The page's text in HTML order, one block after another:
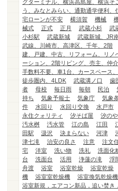
グターミナル、横浜高島屋、横浜そ
う、みなとみらい、通勤通学便利、
宅ローンが不安
横須賀 機械
械式
正式 正月 武蔵小杉
武
小杉駅
武蔵新城
武蔵新城、JR
武線、川崎市、高津区、千年、2階
建、戸建、中古、リフォーム、リノ
ーション、2階リビング、売主、仲介
手数料不要、車1台、カースペース、
徒歩圏内、4LDK
武蔵溝ノ口
歯
者
母校 毎日雨 毎朝 民泊
持ち
気象予報士 気象庁
気象
件
水回り 水回り交換
水戸市
永住クォリティ
汐そば屋
汐のや
汚水桝
汚水管 江の島 江田
田駅
汲沢 決まらない 河津
津七滝
治安の良さ 注意
注文
宅
洋室 洗い物 洗礼
洗面化
台
洗面台 活用 浄蓮の滝
浮
舟渡
浴室 浴室乾燥
浴室乾燥
機
浴室室乾燥機
浴室換気乾燥機
浴室新規，エアコン新品，追い焚き，